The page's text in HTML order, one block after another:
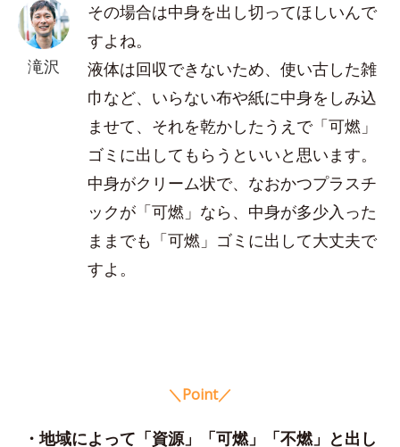
滝沢
その場合は中身を出し切ってほしいんで
すよね。
液体は回収できないため、使い古した雑
巾など、いらない布や紙に中身をしみ込
ませて、それを乾かしたうえで「可燃」
ゴミに出してもらうといいと思います。
中身がクリーム状で、なおかつプラスチ
ックが「可燃」なら、中身が多少入った
ままでも「可燃」ゴミに出して大丈夫で
すよ。
＼Point／
・地域によって「資源」「可燃」「不燃」と出し